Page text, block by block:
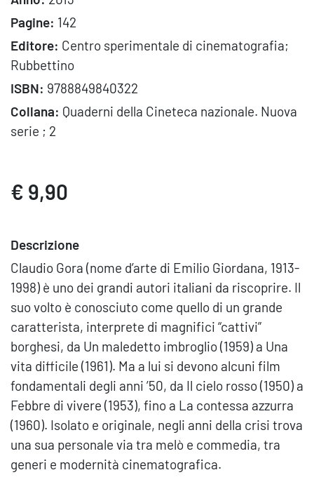
Pagine: 142
Editore: Centro sperimentale di cinematografia;
Rubbettino
ISBN: 9788849840322
Collana: Quaderni della Cineteca nazionale. Nuova
serie ; 2
€ 9,90
Descrizione
Claudio Gora (nome d’arte di Emilio Giordana, 1913-
1998) è uno dei grandi autori italiani da riscoprire. Il
suo volto è conosciuto come quello di un grande
caratterista, interprete di magnifici “cattivi”
borghesi, da Un maledetto imbroglio (1959) a Una
vita difficile (1961). Ma a lui si devono alcuni film
fondamentali degli anni ’50, da Il cielo rosso (1950) a
Febbre di vivere (1953), fino a La contessa azzurra
(1960). Isolato e originale, negli anni della crisi trova
una sua personale via tra melò e commedia, tra
generi e modernità cinematografica.